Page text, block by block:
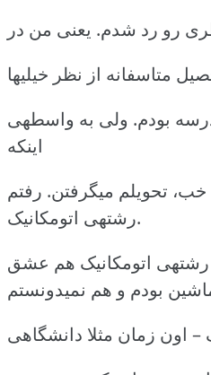
رو رد شدم. یعنی من در
متاسفانه از نظر خیلیها
بودم. ولی به واسطهی
اینکه
خب، تحویلم میگرفتن. رفتم
رشتهی اتومکانیک.
اتومکانیک هم عشق
بودم و هم نمیدونستم
اون زمان مثلا دانشگاهی